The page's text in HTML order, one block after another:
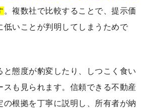
。複数社で比較することで、提示価
低いことが判明してしまうためで
と態度が豹変したり、しつこく食い
スも見られます。信頼できる不動産
の根拠を丁寧に説明し、所有者が納